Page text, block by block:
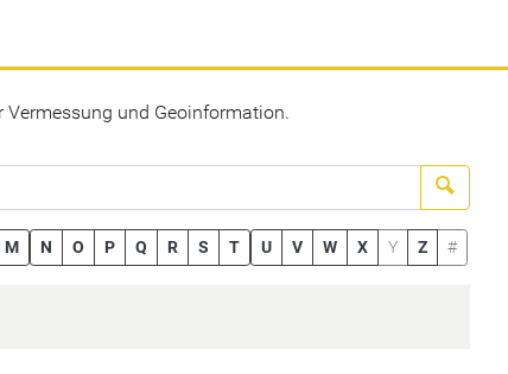
Vermessung und Geoinformation.
M N O P Q R S T U V W X Y Z #